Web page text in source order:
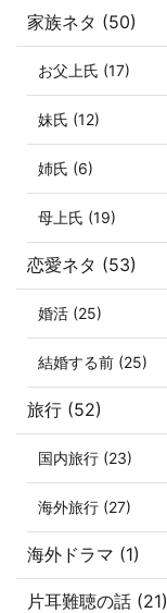
家族ネタ (50)
お父上氏 (17)
妹氏 (12)
姉氏 (6)
母上氏 (19)
恋愛ネタ (53)
婚活 (25)
結婚する前 (25)
旅行 (52)
国内旅行 (23)
海外旅行 (27)
海外ドラマ (1)
片耳難聴の話 (21)